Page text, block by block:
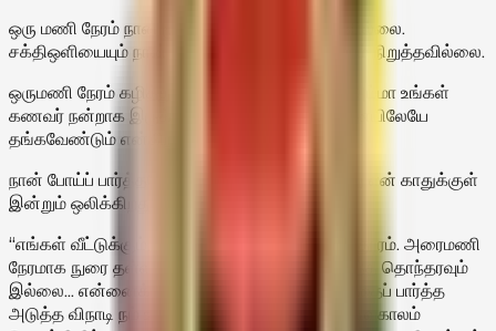
ஒரு மணி நேரம் நான் மூடிய கண்ணைத் திறக்கவில்லை.
சக்திஒளியையும் நான் விடவில்லை. மந்திரத்தையும் நிறுத்தவில்லை.
ஒருமணி நேரம் கழித்து ஓர் ஆள் ஓடி வருகிறார். ‘அம்மா உங்கள்
கணவர் நன்றாக இருக்கிறார்! இரவு மருத்துவமனையிலேயே
தங்கவேண்டும் என்கிறார்கள், வாருங்கள்’ என்றார்.
நான் போய்ப் பார்த்தபோது என் கணவர் சொன்னது என் காதுக்குள்
இன்றும் ஒலிக்கிறது.
“எங்கள் வீட்டுக்கும், மருத்துவமனைக்கும் 3 கி.மீ தூரம். அரைமணி
நேரமாக நுரை தள்ளவில்லை, மயக்கம் இல்லை, எந்த தொந்தரவும்
இல்லை... என்னைக் கொத்திய அந்தக் கருநாகத்தைப் பார்த்த
அடுத்த விநாடி நம் உயிர் அவ்வளவுதான், நமது முடிவுகாலம்